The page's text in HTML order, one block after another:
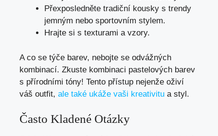
Přexposledněte tradiční kousky s trendy
jemným nebo sportovním stylem.
Hrajte si s texturami a vzory.
A co se týče barev, nebojte se odvážných
kombinací. Zkuste kombinaci pastelových barev
s přírodními tóny! Tento přístup nejenže oživí
váš outfit, ale také ukáže vaši kreativitu a styl.
Často Kladené Otázky